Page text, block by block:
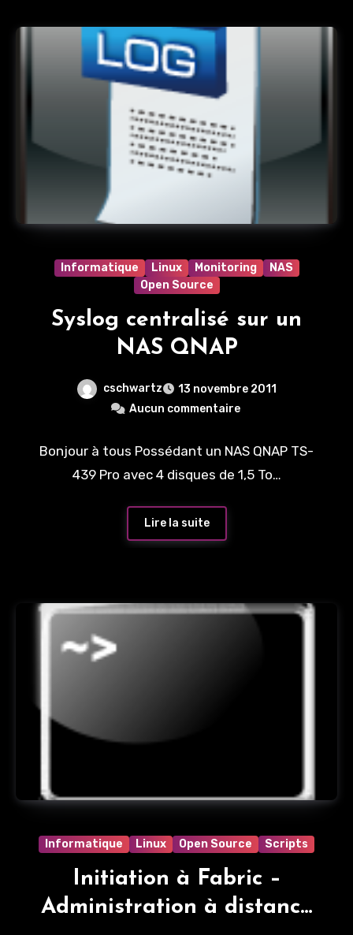
Informatique Linux Monitoring
NAS
Open Source
Syslog centralisé sur un
NAS QNAP
cschwartz
13 novembre 2011
Aucun commentaire
Bonjour à tous Possédant un NAS QNAP TS-
439 Pro avec 4 disques de 1,5 To…
Lire la suite
Informatique Linux Open Source Scripts
Initiation à Fabric –
Administration à distance